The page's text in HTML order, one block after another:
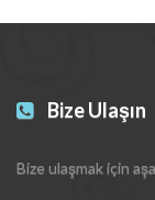
Bize Ulaşın
Bize ulaşmak için